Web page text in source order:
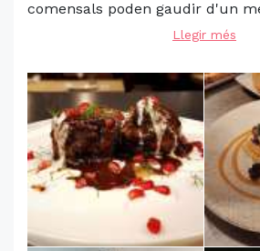
comensals poden gaudir d'un
Llegir més